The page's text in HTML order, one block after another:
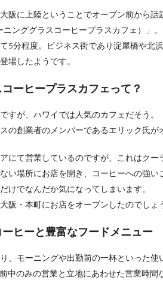
阪に上陸ということでオープン前から話
ニンググラスコーヒープラスカフェ）」。
5分程度。ビジネス街であり淀屋橋や北
場したようです。
ーヒープラスカフェって？
すが、ハワイでは人気のカフェだそう。
の創業者のメンバーであるエリック氏が
にて営業しているのですが、これはク
い場所にお店を開き、コーヒーへの強
けでなんだか気になってしまいます。
阪・本町にお店をオープンしたのでしょ
ヒーと豊富なフードメニュー
、モーニングや出勤前の一杯といった
中のみの営業と立地にあわせた営業時